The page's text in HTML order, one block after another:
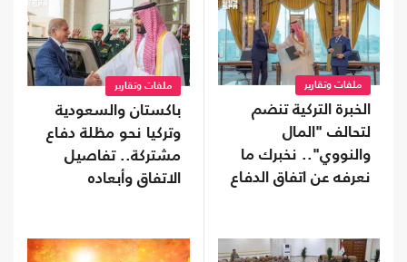
ملفات وتقارير
الخبرة التركية تنضم
لتحالف "المال
والنووي".. نخبرك ما
نعرفه عن اتفاق الدفاع
ملفات وتقارير
باكستان والسعودية
وتركيا نحو مظلة دفاع
مشتركة.. تفاصيل
الاتفاق وأبعاده